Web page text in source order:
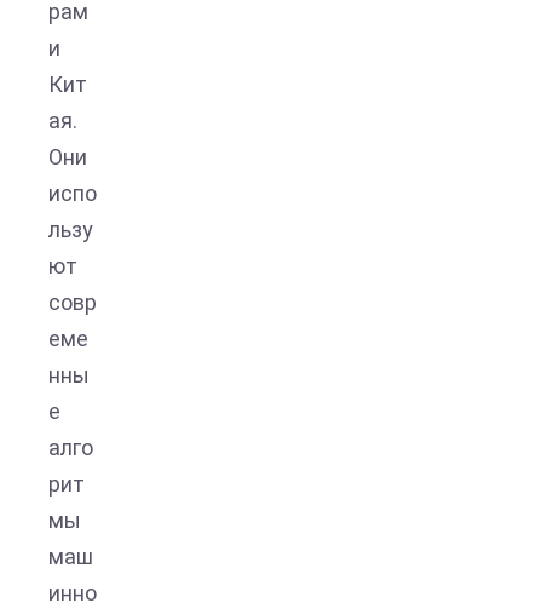
рам
и
Кит
ая.
Они
испо
льзу
ют
совр
еме
нны
е
алго
рит
мы
маш
инно